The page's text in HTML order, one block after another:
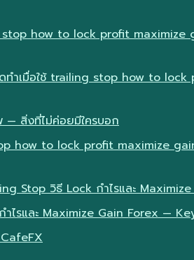
how to lock profit maximize
ทำเมื่อใช้ trailing stop how to
— สิ่งที่ไม่ค่อยมีใครบอก
how to lock profit maximize
Stop วิธี Lock กำไรและ
ไรและ Maximize Gain Forex —